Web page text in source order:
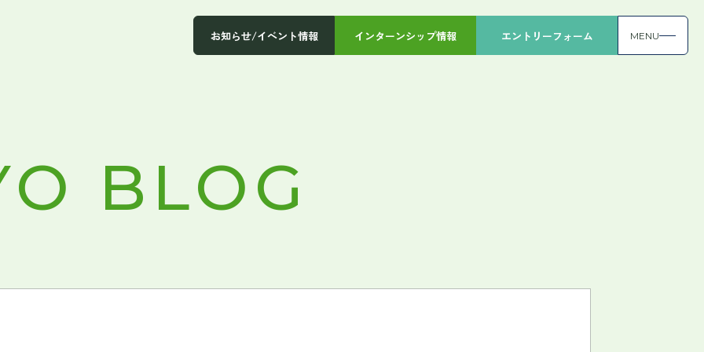
お知らせ/イベント情報 インターンシップ情報 エントリーフォーム MENU
BLOG